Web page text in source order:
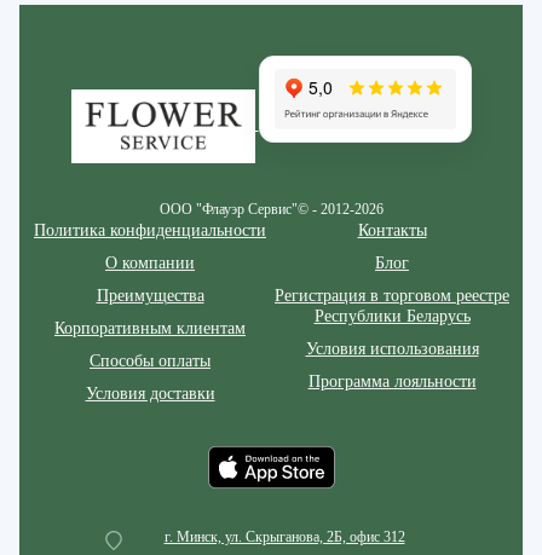
ООО "Флауэр Сервис"© - 2012-2026
Политика конфиденциальности
О компании
Преимущества
Корпоративным клиентам
Способы оплаты
Условия доставки
Контакты
Блог
Регистрация в торговом реестре
Республики Беларусь
Условия использования
Программа лояльности
г. Минск, ул. Скрыганова, 2Б, офис 312